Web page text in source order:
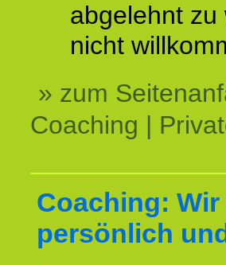
abgelehnt
nicht
» zum
Coaching |
Coaching:
persönlich